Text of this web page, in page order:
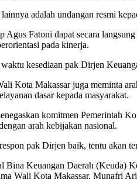
adalah undangan resmi
Agus Fatoni dapat secara
pada kinerja.
kesediaan pak Dirjen
Kota Makassar juga meminta
dasar kepada masyarakat.
komitmen Pemerintah
arah kebijakan nasional.
pak Dirjen baik, tentu akan
Bina Keuangan Daerah (Keuda)
Wali Kota Makassar, Munafri